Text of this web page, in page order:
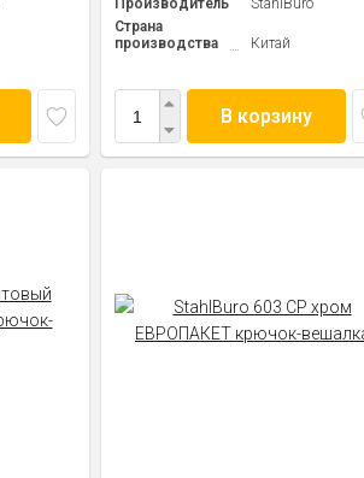
Производитель
StahlBuro
Страна
производства
Китай
В корзину